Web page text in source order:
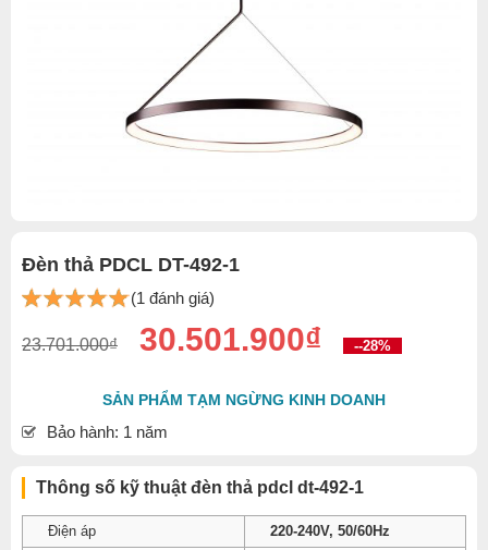
Đèn thả PDCL DT-492-1
(1 đánh giá)
23.701.000₫ 30.501.900₫ --28%
SẢN PHẨM TẠM NGỪNG KINH DOANH
Bảo hành: 1 năm
Thông số kỹ thuật đèn thả pdcl dt-492-1
Điện áp
220-240V, 50/60Hz